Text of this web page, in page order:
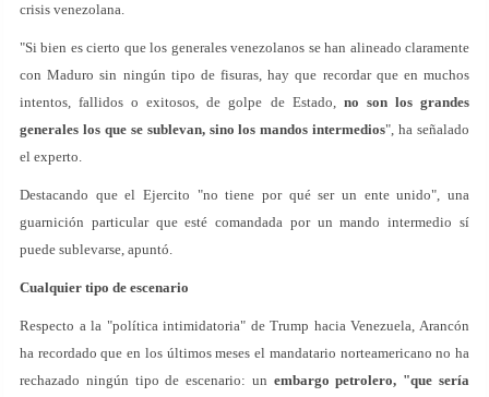
crisis venezolana.
"Si bien es cierto que los generales venezolanos se han alineado claramente
con Maduro sin ningún tipo de fisuras, hay que recordar que en muchos
intentos, fallidos o exitosos, de golpe de Estado, no son los grandes
generales los que se sublevan, sino los mandos intermedios", ha señalado
el experto.
Destacando que el Ejercito "no tiene por qué ser un ente unido", una
guarnición particular que esté comandada por un mando intermedio sí
puede sublevarse, apuntó.
Cualquier tipo de escenario
Respecto a la "política intimidatoria" de Trump hacia Venezuela, Arancón
ha recordado que en los últimos meses el mandatario norteamericano no ha
rechazado ningún tipo de escenario: un embargo petrolero, "que sería